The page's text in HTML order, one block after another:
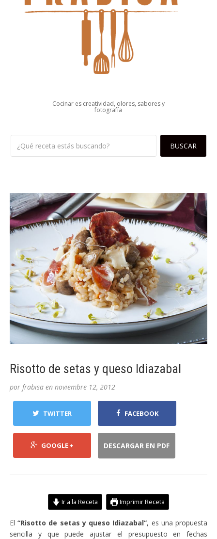
Cocinar es creatividad, olores, sabores y
fotografía
Risotto de setas y queso Idiazabal
por frabisa en noviembre 12, 2012
TWITTER FACEBOOK
GOOGLE + DESCARGAR EN PDF
Ir a la Receta Imprimir Receta
El“Risotto de setas y queso Idiazabal”, es una propuesta
sencilla y que puede ajustar el presupuesto en fechas